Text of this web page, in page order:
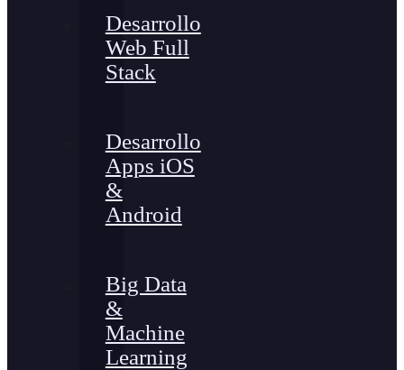
Desarrollo
Web Full
Stack
Desarrollo
Apps iOS
&
Android
Big Data
&
Machine
Learning